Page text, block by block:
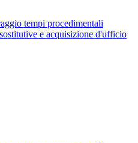
tempi procedimentali
e acquisizione d'ufficio